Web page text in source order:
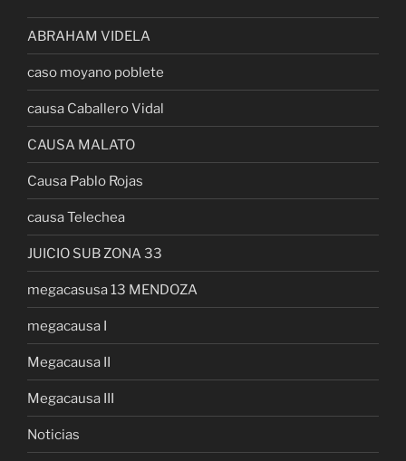
ABRAHAM VIDELA
caso moyano poblete
causa Caballero Vidal
CAUSA MALATO
Causa Pablo Rojas
causa Telechea
JUICIO SUB ZONA 33
megacasusa 13 MENDOZA
megacausa I
Megacausa II
Megacausa III
Noticias